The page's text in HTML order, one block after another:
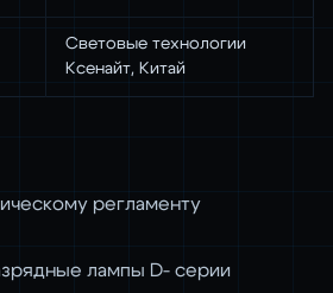
Световые технологии
Ксенайт, Китай
регламенту
лампы D- серии